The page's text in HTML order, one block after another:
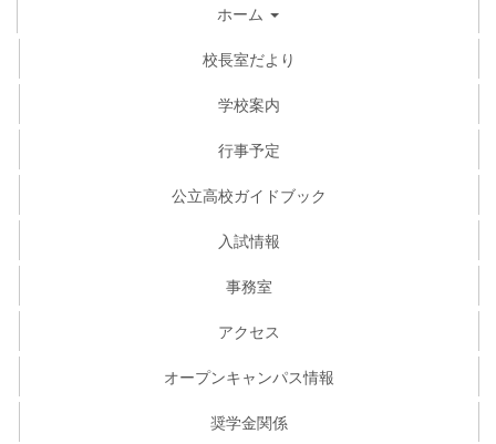
ホーム
校長室だより
学校案内
行事予定
公立高校ガイドブック
入試情報
事務室
アクセス
オープンキャンパス情報
奨学金関係